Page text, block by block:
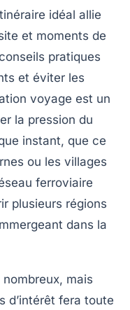
idéal allie
et moments de
pratiques
et éviter les
voyage est un
la pression du
instant, que ce
ou les villages
ferroviaire
plusieurs régions
dans la
mais
d’intérêt fera toute